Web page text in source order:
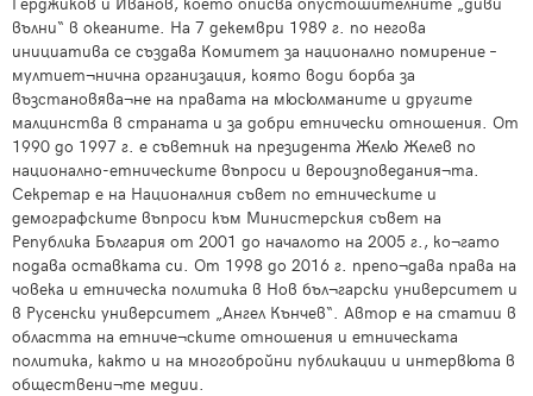
вълни“ в океаните. На 7 декември 1989 г. по негова
инициатива се създава Комитет за национално помирение –
мултиет¬нична организация, която води борба за
възстановява¬не на правата на мюсюлманите и другите
малцинства в страната и за добри етнически отношения. От
1990 до 1997 г. е съветник на президента Желю Желев по
национално-етническите въпроси и вероизповедания¬та.
Секретар е на Националния съвет по етническите и
демографските въпроси към Министерския съвет на
Република България от 2001 до началото на 2005 г., ко¬гато
подава оставката си. От 1998 до 2016 г. препо¬дава права на
човека и етническа политика в Нов бъл¬гарски университет и
в Русенски университет „Ангел Кънчев“. Автор е на статии в
областта на етниче¬ските отношения и етническата
политика, както и на многобройни публикации и интервюта в
обществени¬те медии.